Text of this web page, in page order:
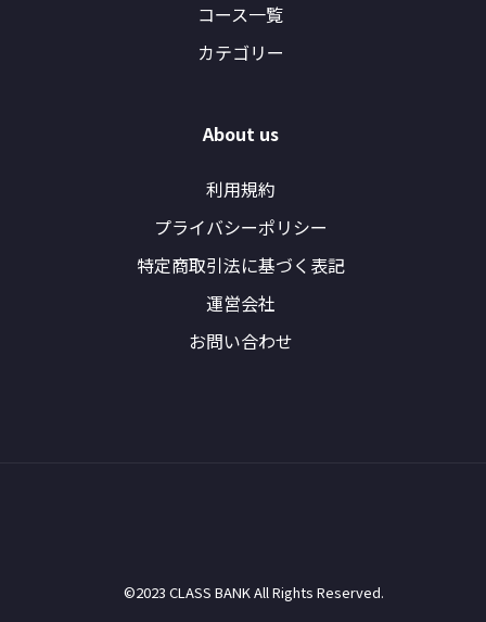
コース一覧
カテゴリー
About us
利用規約
プライバシーポリシー
特定商取引法に基づく表記
運営会社
お問い合わせ
©2023 CLASS BANK All Rights Reserved.